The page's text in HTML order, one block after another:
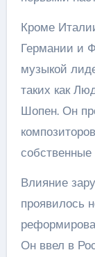
Кроме
Германии и
музыкой
таких как
Шопен. Он
Влияние
проявилось
Он ввел в